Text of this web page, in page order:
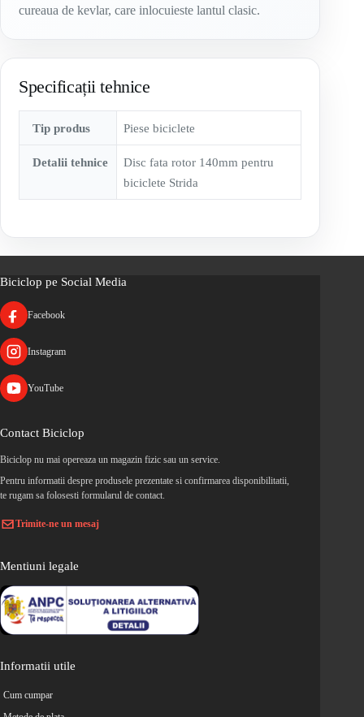
cureaua de kevlar, care inlocuieste lantul clasic.
Specificații tehnice
Tip produs Piese biciclete
Detalii tehnice
Disc fata rotor 140mm pentru
biciclete Strida
Biciclop pe Social Media
Facebook
Instagram
YouTube
Contact Biciclop
Biciclop nu mai opereaza un magazin fizic sau un service.
Pentru informatii despre produsele prezentate si confirmarea disponibilitatii,
te rugam sa folosesti formularul de contact.
Trimite-ne un mesaj
Mentiuni legale
Informatii utile
Cum cumpar